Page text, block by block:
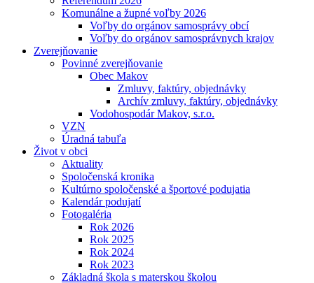
Komunálne a župné voľby 2026
Voľby do orgánov samosprávy obcí
Voľby do orgánov samosprávnych krajov
Zverejňovanie
Povinné zverejňovanie
Obec Makov
Zmluvy, faktúry, objednávky
Archív zmluvy, faktúry, objednávky
Vodohospodár Makov, s.r.o.
VZN
Úradná tabuľa
Život v obci
Aktuality
Spoločenská kronika
Kultúrno spoločenské a športové podujatia
Kalendár podujatí
Fotogaléria
Rok 2026
Rok 2025
Rok 2024
Rok 2023
Základná škola s materskou školou